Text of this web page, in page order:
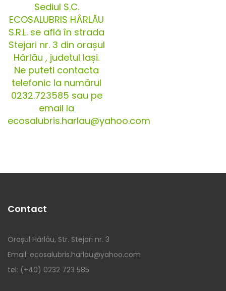
Sediul S.C.
ECOSALUBRIS HÂRLĂU
S.R.L. se află în strada
Stejari nr. 3 din orașul
Hârlău , judetul Iași.
Ne puteti contacta
telefonic la numărul
0232.723585 sau pe
email la
ecosalubris.harlau@yahoo.com
Contact
Orașul Hârlău, Str. Stejari nr. 3
Email: ecosalubris.harlau@yahoo.com
tel: (+40) 0232 723 585